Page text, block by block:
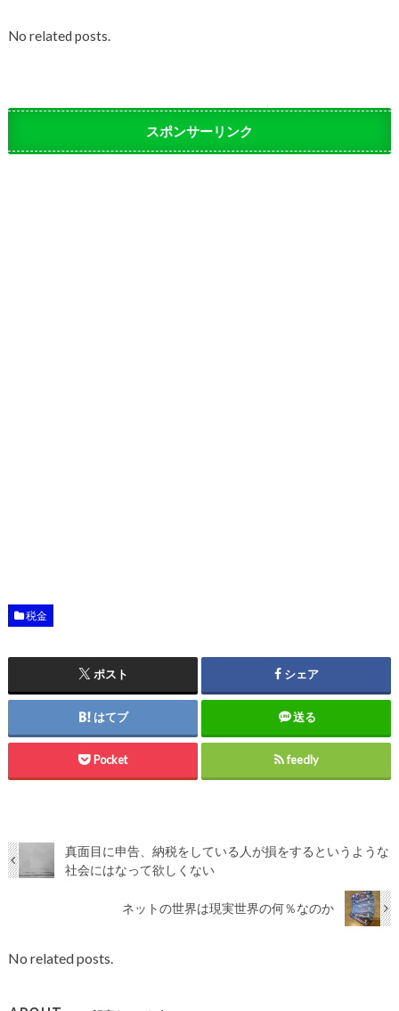
No related posts.
スポンサーリンク
税金
ポスト シェア
はてブ 送る
Pocket feedly
真面目に申告、納税をしている人が損をするというような
社会にはなって欲しくない
ネットの世界は現実世界の何％なのか
No related posts.